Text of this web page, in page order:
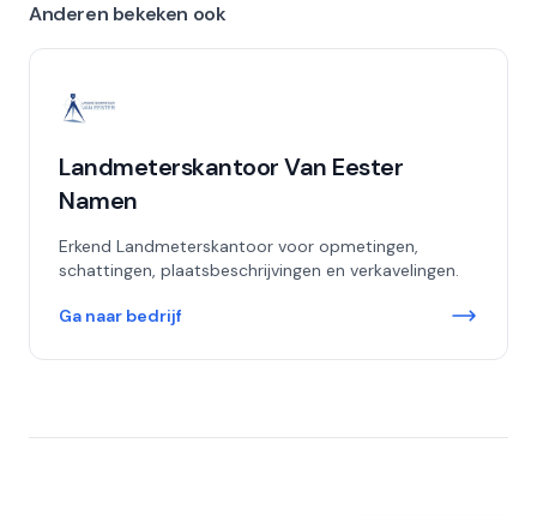
Anderen bekeken ook
Landmeterskantoor Van Eester
Namen
Erkend Landmeterskantoor voor opmetingen,
schattingen, plaatsbeschrijvingen en verkavelingen.
Ga naar bedrijf